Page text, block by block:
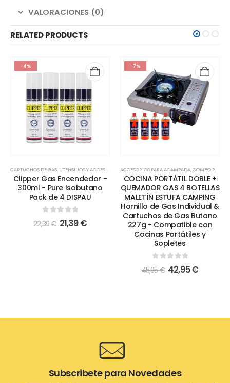
VALORACIONES (0)
RELATED PRODUCTS
COCINA
-
ACCESORIOS PARA ACAMPADA,COMBO PACKS
COCINA PORTÁTIL DOBLE +
QUEMADOR GAS 4 BOTELLAS
MALETÍN ESTUFA CAMPING
Hornillo de Gas Individual &
Cartuchos de Gas Butano
227g - Compatible con
ACCESORIOS PARA ACAMPADA,CARTUCHOS DE
DISPAU Pack de
de Gas Butano
Gas Butano Portable
Compatible para
Portátiles de
Hornillo, Soplete
B-250 227gr (B-250,
BUTANO ROJO Y
12, B-250)
0out of 5
Subscribete para Novedades